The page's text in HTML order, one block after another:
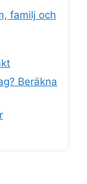
familj och
Beräkna